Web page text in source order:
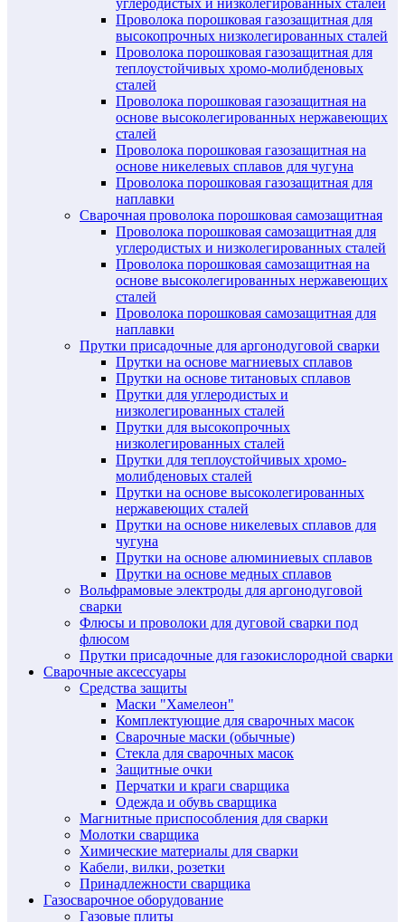
Проволока порошковая газозащитная для
высокопрочных низколегированных сталей
Проволока порошковая газозащитная для
теплоустойчивых хромо-молибденовых
сталей
Проволока порошковая газозащитная на
основе высоколегированных нержавеющих
сталей
Проволока порошковая газозащитная на
основе никелевых сплавов для чугуна
Проволока порошковая газозащитная для
наплавки
Сварочная проволока порошковая самозащитная
Проволока порошковая самозащитная для
углеродистых и низколегированных сталей
Проволока порошковая самозащитная на
основе высоколегированных нержавеющих
сталей
Проволока порошковая самозащитная для
наплавки
Прутки присадочные для аргонодуговой сварки
Прутки на основе магниевых сплавов
Прутки на основе титановых сплавов
Прутки для углеродистых и
низколегированных сталей
Прутки для высокопрочных
низколегированных сталей
Прутки для теплоустойчивых хромо-
молибденовых сталей
Прутки на основе высоколегированных
нержавеющих сталей
Прутки на основе никелевых сплавов для
чугуна
Прутки на основе алюминиевых сплавов
Прутки на основе медных сплавов
Вольфрамовые электроды для аргонодуговой
сварки
Флюсы и проволоки для дуговой сварки под
флюсом
Прутки присадочные для газокислородной сварки
Сварочные аксессуары
Средства защиты
Маски "Хамелеон"
Комплектующие для сварочных масок
Сварочные маски (обычные)
Стекла для сварочных масок
Защитные очки
Перчатки и краги сварщика
Одежда и обувь сварщика
Магнитные приспособления для сварки
Молотки сварщика
Химические материалы для сварки
Кабели, вилки, розетки
Принадлежности сварщика
Газосварочное оборудование
Газовые плиты